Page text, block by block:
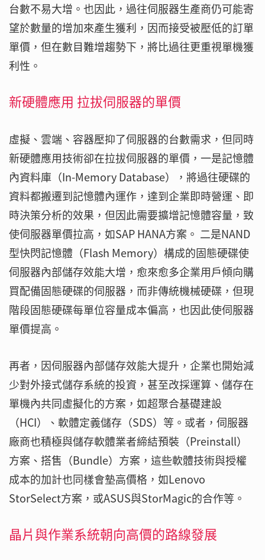
台數不易大增。也因此，過往伺服器生產商仍可能寄
望於數量的增加來產生獲利，因而接受被壓低的訂單
單價，但在數目難增趨勢下，將比過往更重視單機獲
利性。
新硬體應用 拉拔伺服器的單價
虛擬、雲端、容器壓抑了伺服器的台數需求，但同時
新硬體應用技術卻在拉拔伺服器的單價，一是記憶體
內資料庫（In-Memory Database），將過往硬碟的
資料都搬遷到記憶體內運作，達到企業即時營運、即
時決策分析的效果，但因此需要擴增記憶體容量，致
使伺服器單價拉高，如SAP HANA方案。 二是NAND
型快閃記憶體（Flash Memory）構成的固態硬碟使
伺服器內部儲存效能大增，愈來愈多企業用戶傾向購
買配備固態硬碟的伺服器，而非傳統機械硬碟，但現
階段固態硬碟每單位容量成本偏高，也因此使伺服器
單價提高。
再者，因伺服器內部儲存效能大提升，企業也開始減
少對外接式儲存系統的投資，甚至改採運算、儲存在
單機內共同虛擬化的方案，如超聚合基礎建設
（HCI）、軟體定義儲存（SDS）等。或者，伺服器
廠商也積極與儲存軟體業者締結預裝（Preinstall）
方案、搭售（Bundle）方案，這些軟體技術與授權
成本的加計也同樣會墊高價格，如Lenovo
StorSelect方案，或ASUS與StorMagic的合作等。
晶片與作業系統朝向高價的路線發展